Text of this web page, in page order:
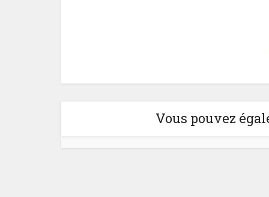
Vous pouvez